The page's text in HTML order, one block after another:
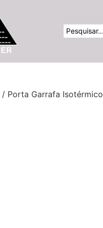
/ Porta Garrafa Isotérmico